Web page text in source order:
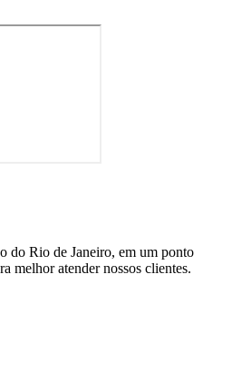
do Rio de Janeiro, em um ponto
melhor atender nossos clientes.